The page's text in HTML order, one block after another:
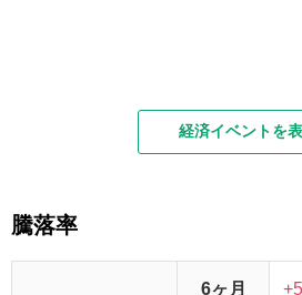
経済イベントを
騰落率
6ヶ月